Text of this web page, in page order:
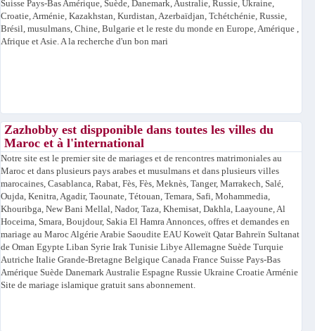
Suisse Pays-Bas Amérique, Suède, Danemark, Australie, Russie, Ukraine,
Croatie, Arménie, Kazakhstan, Kurdistan, Azerbaïdjan, Tchétchénie, Russie,
Brésil, musulmans, Chine, Bulgarie et le reste du monde en Europe, Amérique ,
Afrique et Asie. A la recherche d'un bon mari
Zazhobby est dispponible dans toutes les villes du
Maroc et à l'international
Notre site est le premier site de mariages et de rencontres matrimoniales au
Maroc et dans plusieurs pays arabes et musulmans et dans plusieurs villes
marocaines, Casablanca, Rabat, Fès, Fès, Meknès, Tanger, Marrakech, Salé,
Oujda, Kenitra, Agadir, Taounate, Tétouan, Temara, Safi, Mohammedia,
Khouribga, New Bani Mellal, Nador, Taza, Khemisat, Dakhla, Laayoune, Al
Hoceima, Smara, Boujdour, Sakia El Hamra Annonces, offres et demandes en
mariage au Maroc Algérie Arabie Saoudite EAU Koweït Qatar Bahreïn Sultanat
de Oman Egypte Liban Syrie Irak Tunisie Libye Allemagne Suède Turquie
Autriche Italie Grande-Bretagne Belgique Canada France Suisse Pays-Bas
Amérique Suède Danemark Australie Espagne Russie Ukraine Croatie Arménie
Site de mariage islamique gratuit sans abonnement.